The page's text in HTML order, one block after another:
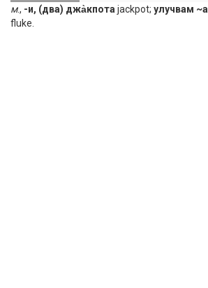
м., -и, (два) джа̀кпота jackpot; улучвам ~а
fluke.